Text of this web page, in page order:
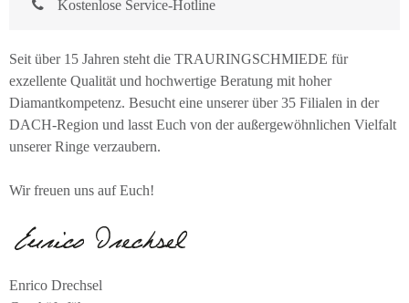
Kostenlose Service-Hotline
Seit über 15 Jahren steht die TRAURINGSCHMIEDE für
exzellente Qualität und hochwertige Beratung mit hoher
Diamantkompetenz. Besucht eine unserer über 35 Filialen in der
DACH-Region und lasst Euch von der außergewöhnlichen Vielfalt
unserer Ringe verzaubern.
Wir freuen uns auf Euch!
Enrico Drechsel